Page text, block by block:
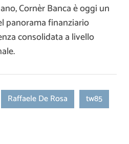
Cornèr Banca è oggi un
panorama finanziario
consolidata a livello
Raffaele De Rosa tw85